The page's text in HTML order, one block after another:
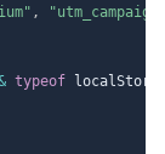
,
typeof